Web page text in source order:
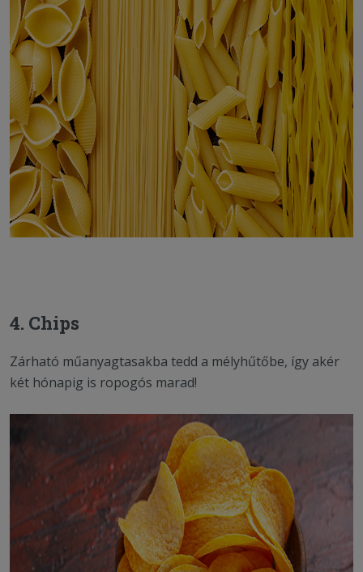
4. Chips
Zárható műanyagtasakba tedd a mélyhűtőbe, így akér
két hónapig is ropogós marad!